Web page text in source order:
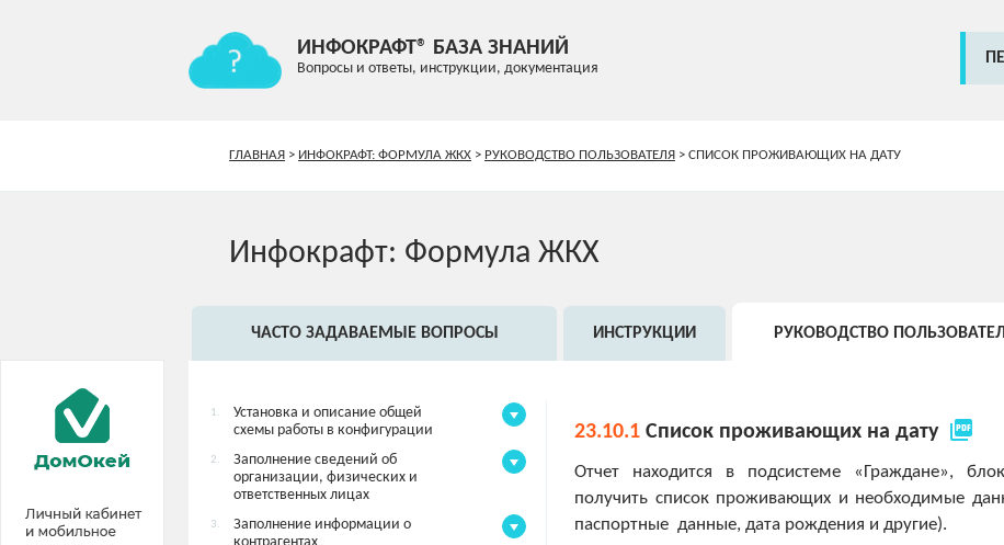
ИНФОКРАФТ® БАЗА ЗНАНИЙ
Вопросы и ответы, инструкции, документация
ГЛАВНАЯ > ИНФОКРАФТ: ФОРМУЛА ЖКХ > РУКОВОДСТВО ПОЛЬЗОВАТЕЛЯ >СПИСОК ПРОЖИВАЮЩИХ НА ДАТУ
Инфокрафт: Формула ЖКХ
ЧАСТО ЗАДАВАЕМЫЕ ВОПРОСЫ ИНСТРУКЦИИ РУКОВОДСТВО
1.
Установка и описание общей
схемы работы в конфигурации
2.
Заполнение сведений об
организации, физических и
ответственных лицах
3.
Заполнение информации о
23.10.1 Список проживающих на дату picture_as_pdf
Отчет находится в подсистеме «Граждане»,
получить список проживающих и необходимые
паспортные данные, дата рождения и другие).